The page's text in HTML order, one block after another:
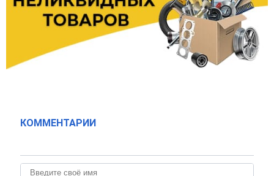
КОММЕНТАРИИ